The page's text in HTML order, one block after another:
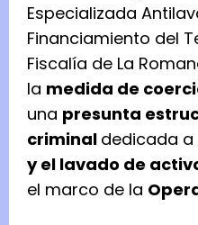
Especializada
Financiamiento del
Fiscalía de La
la medida de
una presunta
criminal dedicada a
y el lavado de
el marco de la